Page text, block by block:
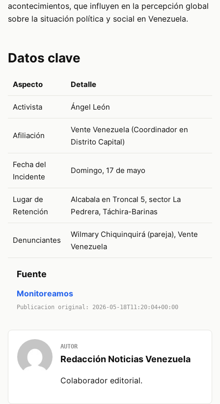
acontecimientos, que influyen en la percepción global
sobre la situación política y social en Venezuela.
Datos clave
Aspecto Detalle
Activista Ángel León
Afiliación
Vente Venezuela (Coordinador en
Distrito Capital)
Fecha del
Incidente
Domingo, 17 de mayo
Lugar de
Retención
Alcabala en Troncal 5, sector La
Pedrera, Táchira-Barinas
Denunciantes
Wilmary Chiquinquirá (pareja), Vente
Venezuela
Fuente
Monitoreamos
Publicacion original: 2026-05-18T11:20:04+00:00
AUTOR
Redacción Noticias Venezuela
Colaborador editorial.